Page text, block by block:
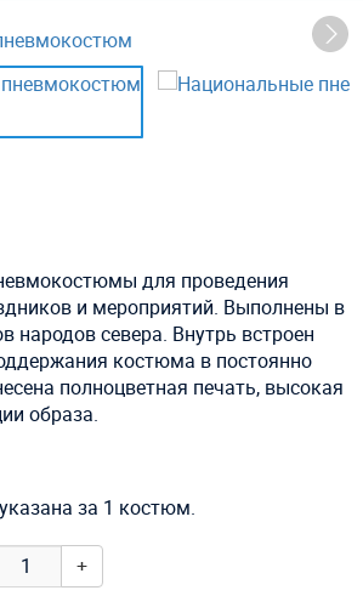
для проведения
и мероприятий. Выполнены в
народов севера. Внутрь встроен
костюма в постоянно
полноцветная печать, высокая
образа.
за 1 костюм.
+